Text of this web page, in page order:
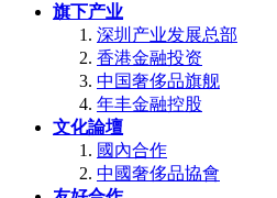
旗下产业
深圳产业发展总部
香港金融投资
中国奢侈品旗舰
年丰金融控股
文化論壇
國內合作
中國奢侈品協會